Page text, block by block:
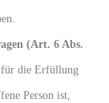
(Art. 6 Abs.
die Erfüllung
Person ist,